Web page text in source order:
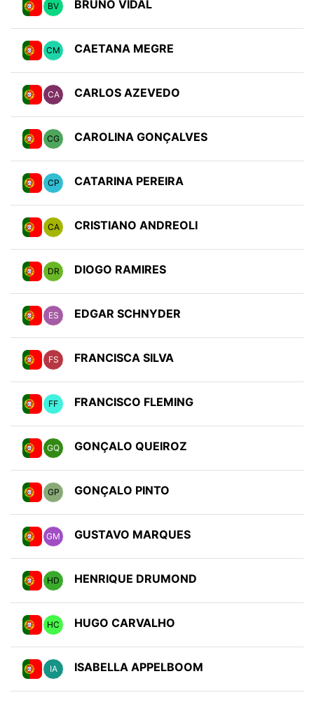
BV BRUNO VIDAL
CM CAETANA MEGRE
CA CARLOS AZEVEDO
CG CAROLINA GONÇALVES
CP CATARINA PEREIRA
CA CRISTIANO ANDREOLI
DR DIOGO RAMIRES
ES EDGAR SCHNYDER
FS FRANCISCA SILVA
FF FRANCISCO FLEMING
GQ GONÇALO QUEIROZ
GP GONÇALO PINTO
GM GUSTAVO MARQUES
HD HENRIQUE DRUMOND
HC HUGO CARVALHO
IA ISABELLA APPELBOOM